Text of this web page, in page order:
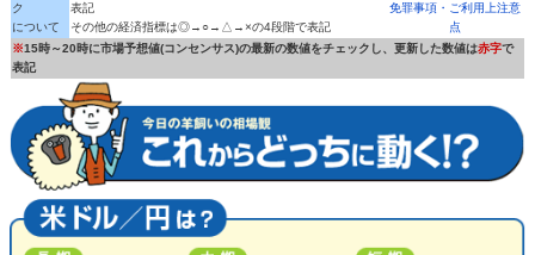
ク
について
表記
その他の経済指標は◎→○→△→×の4段階で表記
免罪事項・ご利用上注意
点
※15時～20時に市場予想値(コンセンサス)の最新の数値をチェックし、更新した数値は赤字で
表記